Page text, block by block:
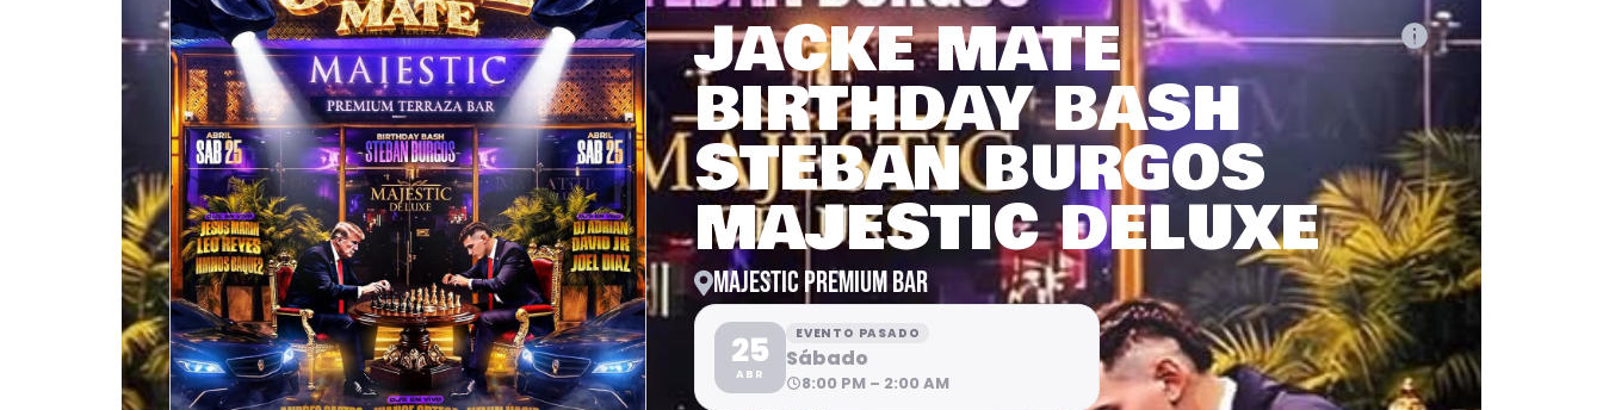
JACKE MATE
BIRTHDAY BASH
STEBAN BURGOS
MAJESTIC DELUXE
MAJESTIC PREMIUM BAR
25
ABR
EVENTO PASADO
Sábado
8:00 PM – 2:00 AM